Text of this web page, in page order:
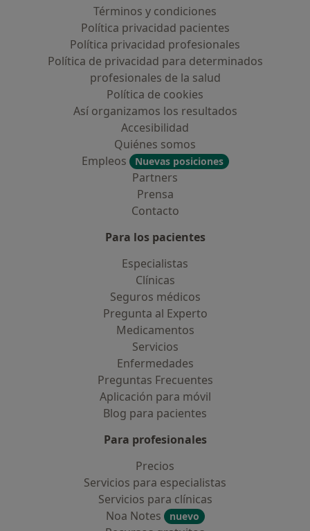
Términos y condiciones
Política privacidad pacientes
Política privacidad profesionales
Política de privacidad para determinados
profesionales de la salud
Política de cookies
Así organizamos los resultados
Accesibilidad
Quiénes somos
Empleos
Nuevas posiciones
Partners
Prensa
Contacto
Para los pacientes
Especialistas
Clínicas
Seguros médicos
Pregunta al Experto
Medicamentos
Servicios
Enfermedades
Preguntas Frecuentes
Aplicación para móvil
Blog para pacientes
Para profesionales
Precios
Servicios para especialistas
Servicios para clínicas
Noa Notes
nuevo